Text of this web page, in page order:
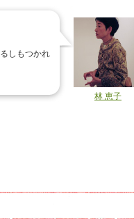
しもつかれ
林 恵子